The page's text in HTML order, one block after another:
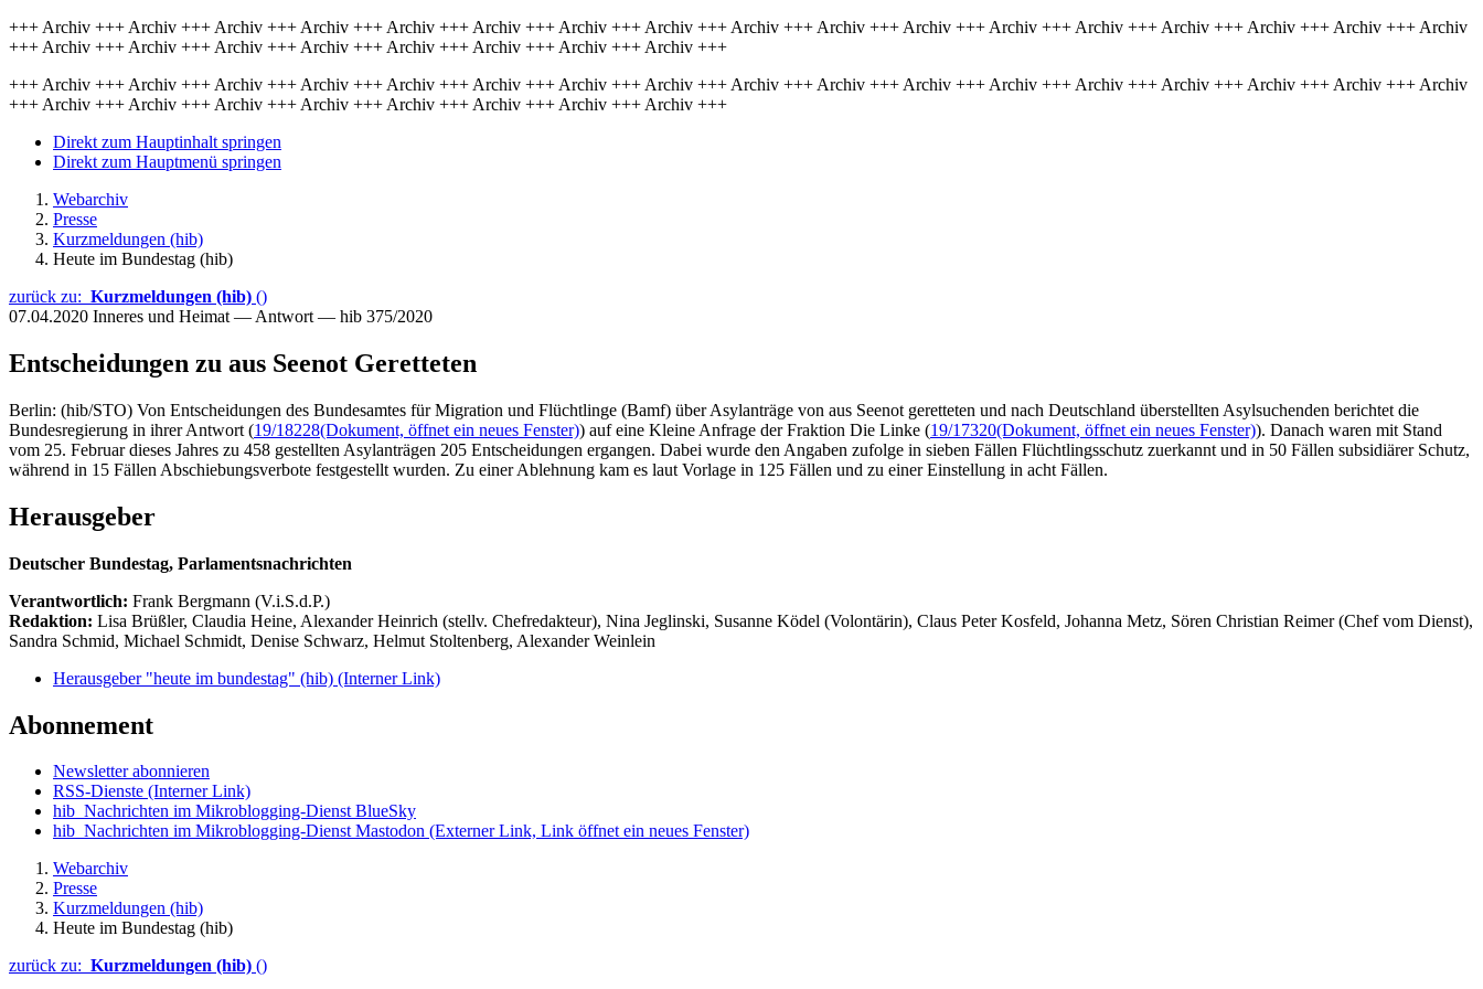
+++ Archiv +++ Archiv +++ Archiv +++ Archiv +++ Archiv +++ Archiv +++ Archiv +++ Archiv +++ Archiv +++ Archiv +++ Archiv +++ Archiv +++ Archiv +++ Archiv +++ Archiv +++ Archiv +++ Archiv
+++ Archiv +++ Archiv +++ Archiv +++ Archiv +++ Archiv +++ Archiv +++ Archiv +++ Archiv +++
+++ Archiv +++ Archiv +++ Archiv +++ Archiv +++ Archiv +++ Archiv +++ Archiv +++ Archiv +++ Archiv +++ Archiv +++ Archiv +++ Archiv +++ Archiv +++ Archiv +++ Archiv +++ Archiv +++ Archiv
+++ Archiv +++ Archiv +++ Archiv +++ Archiv +++ Archiv +++ Archiv +++ Archiv +++ Archiv +++
Direkt zum Hauptinhalt springen
Direkt zum Hauptmenü springen
Webarchiv
Presse
Kurzmeldungen (hib)
Heute im Bundestag (hib)
zurück zu: Kurzmeldungen (hib) ()
07.04.2020 Inneres und Heimat — Antwort — hib 375/2020
Entscheidungen zu aus Seenot Geretteten
Berlin: (hib/STO) Von Entscheidungen des Bundesamtes für Migration und Flüchtlinge (Bamf) über Asylanträge von aus Seenot geretteten und nach Deutschland überstellten Asylsuchenden berichtet die
Bundesregierung in ihrer Antwort (19/18228(Dokument, öffnet ein neues Fenster)) auf eine Kleine Anfrage der Fraktion Die Linke (19/17320(Dokument, öffnet ein neues Fenster)). Danach waren mit Stand
vom 25. Februar dieses Jahres zu 458 gestellten Asylanträgen 205 Entscheidungen ergangen. Dabei wurde den Angaben zufolge in sieben Fällen Flüchtlingsschutz zuerkannt und in 50 Fällen subsidiärer Schutz,
während in 15 Fällen Abschiebungsverbote festgestellt wurden. Zu einer Ablehnung kam es laut Vorlage in 125 Fällen und zu einer Einstellung in acht Fällen.
Herausgeber
Deutscher Bundestag, Parlamentsnachrichten
Verantwortlich: Frank Bergmann (V.i.S.d.P.)
Redaktion: Lisa Brüßler, Claudia Heine, Alexander Heinrich (stellv. Chefredakteur), Nina Jeglinski, Susanne Ködel (Volontärin), Claus Peter Kosfeld, Johanna Metz, Sören Christian Reimer (Chef vom Dienst),
Sandra Schmid, Michael Schmidt, Denise Schwarz, Helmut Stoltenberg, Alexander Weinlein
Herausgeber "heute im bundestag" (hib) (Interner Link)
Abonnement
Newsletter abonnieren
RSS-Dienste (Interner Link)
hib_Nachrichten im Mikroblogging-Dienst BlueSky
hib_Nachrichten im Mikroblogging-Dienst Mastodon (Externer Link, Link öffnet ein neues Fenster)
Webarchiv
Presse
Kurzmeldungen (hib)
Heute im Bundestag (hib)
zurück zu: Kurzmeldungen (hib) ()